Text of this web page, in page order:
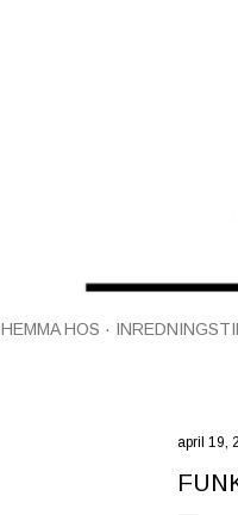
HEMMA HOS
april 19,